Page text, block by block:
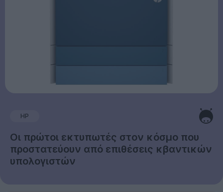
HP
Οι πρώτοι εκτυπωτές στον κόσμο που
προστατεύουν από επιθέσεις κβαντικών
υπολογιστών